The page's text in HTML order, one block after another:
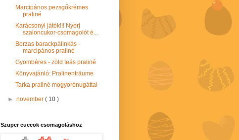
Marcipános pezsgőkrémes
praliné
Karácsonyi játék!!! Nyerj
szaloncukor-csomagolót é...
Borzas barackpálinkás -
marcipános praliné
Gyömbéres - zöld teás praliné
Könyvajánló: Pralinenträume
Tarka praliné mogyorónugáttal
►november( 10 )
Szuper cuccok csomagoláshoz